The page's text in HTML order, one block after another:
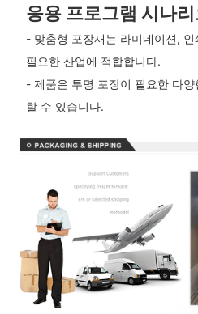
응용 프로그램 시나
- 맞춤형 포장재는 라미네이션,
필요한 산업에 적합합니다.
- 제품은 투명 포장이 필요한 다
할 수 있습니다.